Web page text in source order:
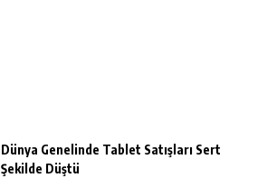
Dünya Genelinde Tablet Satışları Sert
Şekilde Düştü